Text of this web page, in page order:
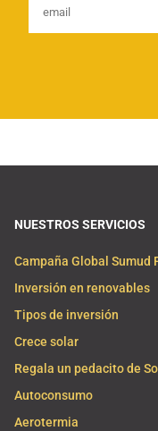
NUESTROS SERVICIOS
Campaña Global Sumud
Inversión en renovables
Tipos de inversión
Crece solar
Regala un pedacito de Sol
Autoconsumo
Aerotermia